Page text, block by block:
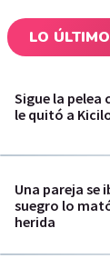
LO ÚLTIMO
Sigue la pelea
le quitó a
Una pareja se
suegro lo
herida